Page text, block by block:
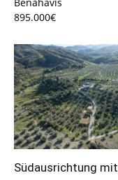
Benahavís
895.000€
Südausrichtung